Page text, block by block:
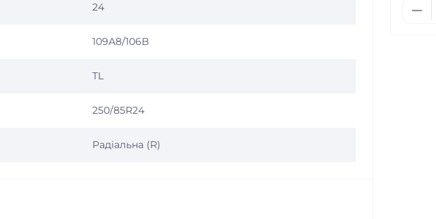
24
109A8/106B
TL
250/85R24
Радіальна (R)